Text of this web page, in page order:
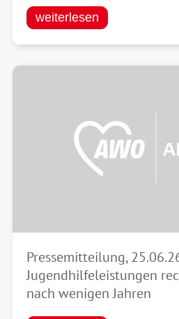
Jubiläum: 20 Jahre AWO
Remshalden - Tag der
18.07.26
weiterlesen
Pressemitteilung,
Jugendhilfeleistungen
nach wenigen Jahren
der AWO
weiterlesen